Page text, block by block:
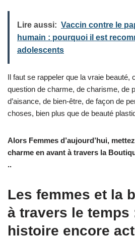
Lire aussi: Vaccin contre le
humain : pourquoi il est
adolescents
Il faut se rappeler que la vraie beauté,
question de charme, de charisme, de
d’aisance, de bien-être, de façon de
choses, bien plus que de beauté
Alors Femmes d’aujourd’hui,
charme en avant à travers la
..
Les femmes et la
à travers le temps
histoire encore